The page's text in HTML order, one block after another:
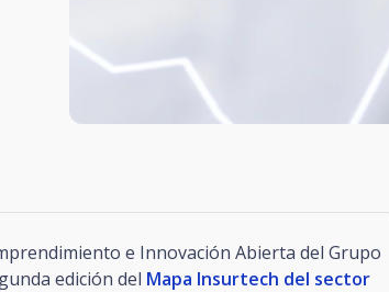
e Innovación Abierta del Grupo
edición del Mapa Insurtech del sector